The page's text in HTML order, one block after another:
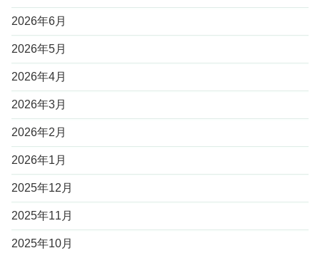
2026年6月
2026年5月
2026年4月
2026年3月
2026年2月
2026年1月
2025年12月
2025年11月
2025年10月